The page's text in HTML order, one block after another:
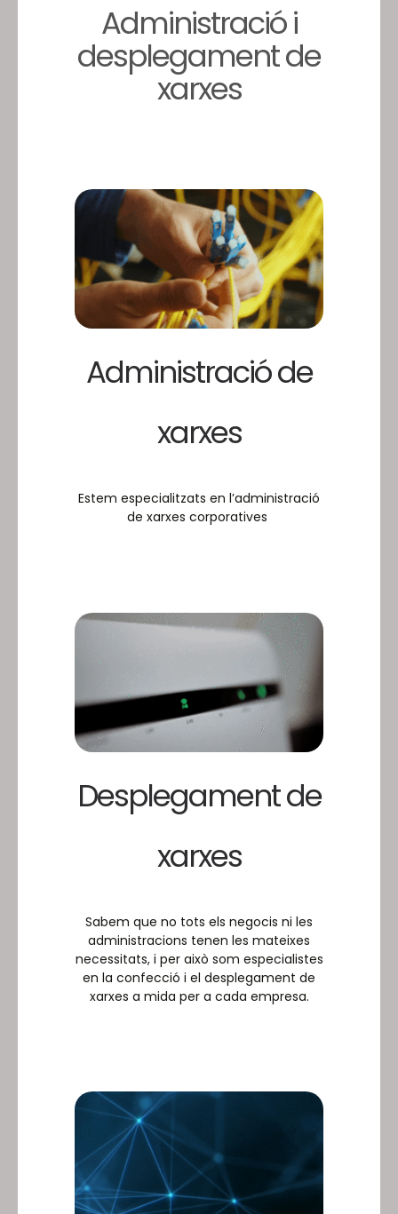
Administració i
desplegament de
xarxes
Administració de
xarxes
Estem especialitzats en l’administració
de xarxes corporatives
Desplegament de
xarxes
Sabem que no tots els negocis ni les
administracions tenen les mateixes
necessitats, i per això som especialistes
en la confecció i el desplegament de
xarxes a mida per a cada empresa.